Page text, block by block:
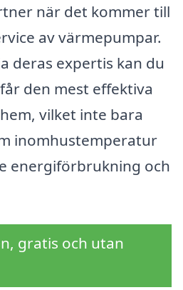
när det kommer till
av värmepumpar.
deras expertis kan du
den mest effektiva
vilket inte bara
inomhustemperatur
energiförbrukning och
gratis och utan